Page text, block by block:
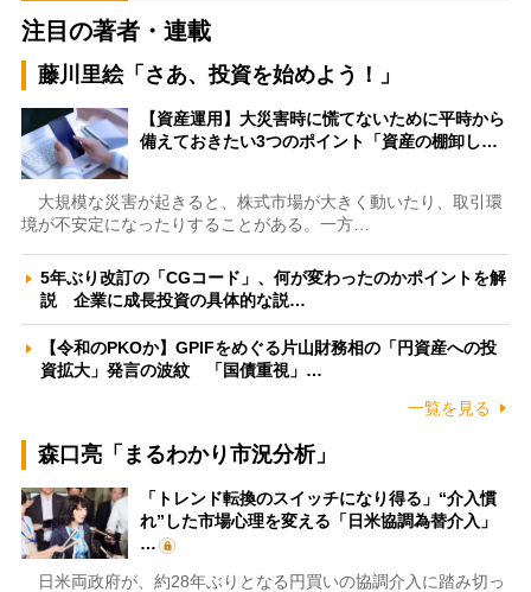
注目の著者・連載
藤川里絵「さあ、投資を始めよう！」
【資産運用】大災害時に慌てないために平時から
備えておきたい3つのポイント「資産の棚卸し…
大規模な災害が起きると、株式市場が大きく動いたり、取引環
境が不安定になったりすることがある。一方…
5年ぶり改訂の「CGコード」、何が変わったのかポイントを解
説 企業に成長投資の具体的な説…
【令和のPKOか】GPIFをめぐる片山財務相の「円資産への投
資拡大」発言の波紋 「国債重視」…
一覧を見る
森口亮「まるわかり市況分析」
「トレンド転換のスイッチになり得る」“介入慣
れ”した市場心理を変える「日米協調為替介入」
…
日米両政府が、約28年ぶりとなる円買いの協調介入に踏み切っ